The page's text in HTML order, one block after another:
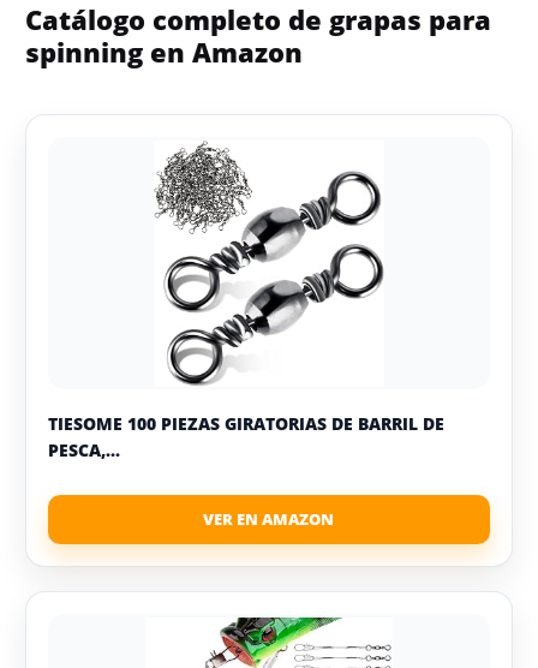
Catálogo completo de grapas para
spinning en Amazon
TIESOME 100 PIEZAS GIRATORIAS DE BARRIL DE
PESCA,...